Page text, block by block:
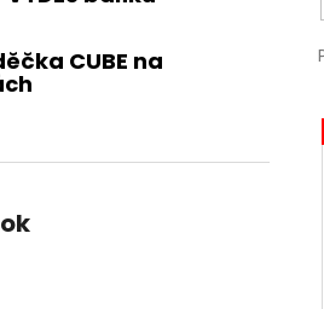
CUBE na